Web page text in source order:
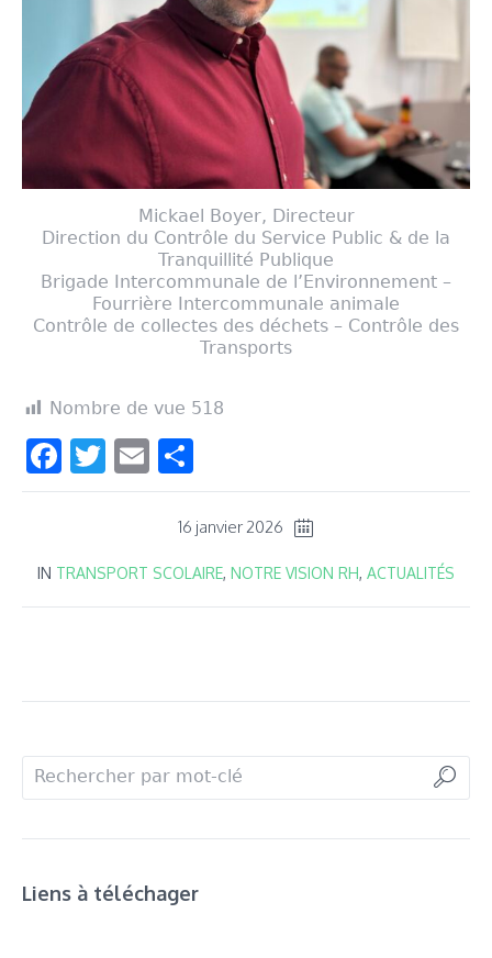
Mickael Boyer, Directeur
Direction du Contrôle du Service Public & de la
Tranquillité Publique
Brigade Intercommunale de l’Environnement –
Fourrière Intercommunale animale
Contrôle de collectes des déchets – Contrôle des
Transports
Nombre de vue 518
Facebook
Twitter
Email
16 janvier 2026
IN TRANSPORT SCOLAIRE, NOTRE VISION RH, ACTUALITÉS
Liens à téléchager